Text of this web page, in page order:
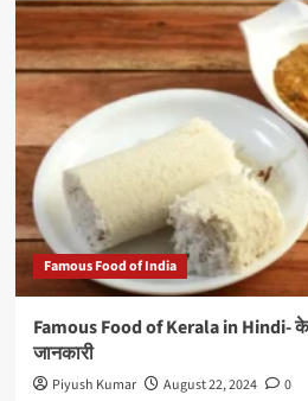
Famous Food of India
Famous Food of Kerala in Hindi-
जानकारी
Piyush Kumar August 22, 2024 0